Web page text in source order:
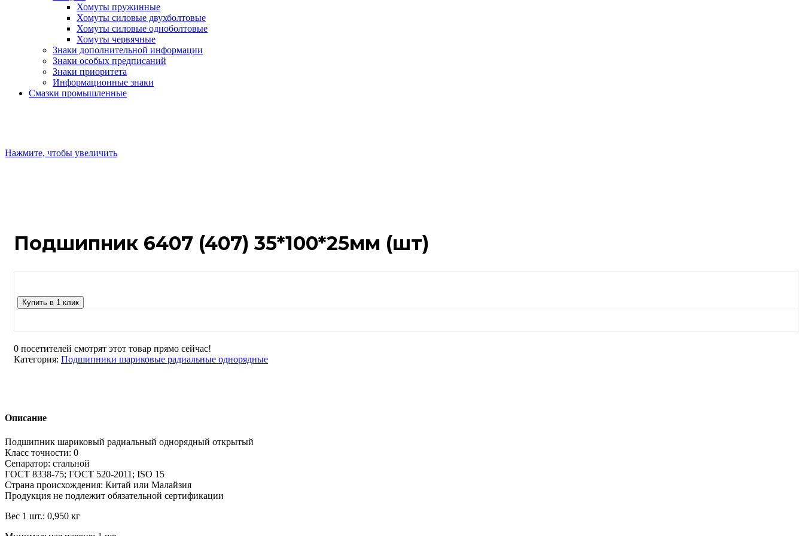
Хомуты пружинные
Хомуты силовые двухболтовые
Хомуты силовые одноболтовые
Хомуты червячные
Знаки дополнительной информации
Знаки особых предписаний
Знаки приоритета
Информационные знаки
Смазки промышленные
Нажмите, чтобы увеличить
Подшипник 6407 (407) 35*100*25мм (шт)
Купить в 1 клик
0 посетителей смотрят этот товар прямо сейчас!
Категория: Подшипники шариковые радиальные однорядные
Описание
Подшипник шариковый радиальный однорядный открытый
Класс точности: 0
Сепаратор: стальной
ГОСТ 8338-75; ГОСТ 520-2011; ISO 15
Страна происхождения: Китай или Малайзия
Продукция не подлежит обязательной сертификации
Вес 1 шт.: 0,950 кг